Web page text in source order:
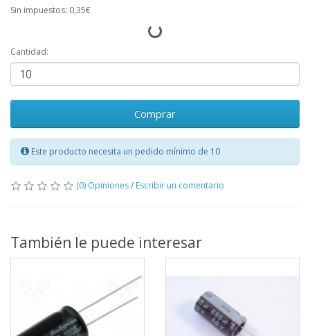
Sin impuestos: 0,35€
Cantidad:
Comprar
Este producto necesita un pedido mínimo de 10
(0) Opiniones/ Escribir un comentario
También le puede interesar